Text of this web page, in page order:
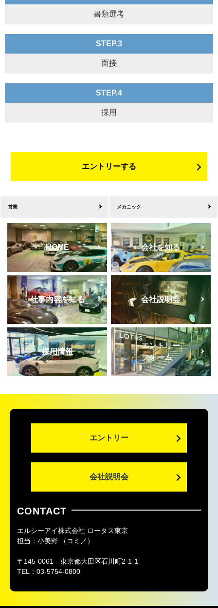
書類選考
STEP.3
面接
STEP.4
採用
エントリーする
営業 メカニック
HOME 会社を知る
仕事内容を知る 会社説明会
採用情報
エントリー
フォーム
エントリー
会社説明会
CONTACT
エルシーアイ株式会社 ロータス東京
担当：小美野 （コミノ）
〒145-0061 東京都大田区石川町2-1-1
TEL： 03-5754-0800